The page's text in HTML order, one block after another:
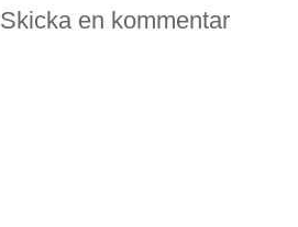
Skicka en kommentar